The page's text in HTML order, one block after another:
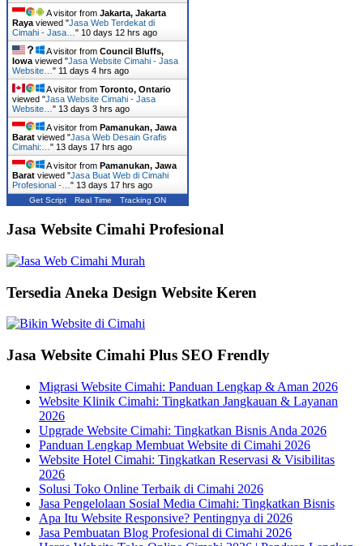
A visitor from Jakarta, Jakarta
Raya viewed "Jasa Web Terdekat di
Cimahi - Jasa… " 10 days 12 hrs ago
A visitor from Council Bluffs,
Iowa viewed "Jasa Website Cimahi - Jasa
Website… " 11 days 4 hrs ago
A visitor from Toronto, Ontario
viewed "Jasa Website Cimahi - Jasa
Website… " 13 days 3 hrs ago
A visitor from Pamanukan, Jawa
Barat viewed "Jasa Web Desain Grafis
Cimahi:… " 13 days 17 hrs ago
A visitor from Pamanukan, Jawa
Barat viewed "Jasa Buat Web di Cimahi
Profesional -… " 13 days 17 hrs ago
Get Script Real Time Tracking ON
Jasa Website Cimahi Profesional
Tersedia Aneka Design Website Keren
Jasa Website Cimahi Plus SEO Frendly
Migrasi Website Cimahi: Panduan Lengkap & Aman 2026
Website Klinik Cimahi: Tingkatkan Jangkauan & Layanan
2026
Upgrade Website Cimahi: Tingkatkan Bisnis Anda 2026
Panduan Lengkap Membuat Website di Cimahi 2026
Website Hotel Cimahi: Tingkatkan Reservasi & Visibilitas
2026
Solusi Toko Online Terbaik di Cimahi 2026
Jasa Pengelolaan Sosial Media Cimahi: Tingkatkan Bisnis
Apa Itu Website Responsive? Pentingnya di 2026
Jasa Pembuatan Blog Profesional di Cimahi 2026